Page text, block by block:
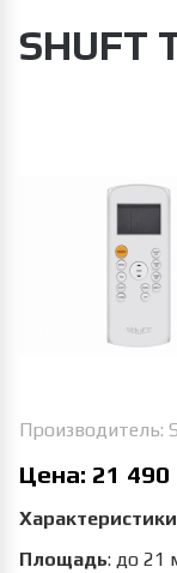
SHUFT
Производитель:
Цена: 21 490
Характеристики
Площадь: до 21